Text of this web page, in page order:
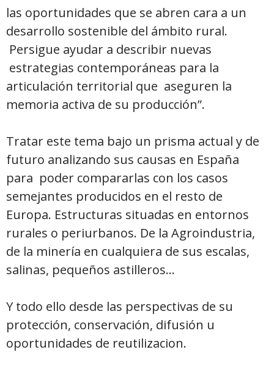
las oportunidades que se abren cara a un
desarrollo sostenible del ámbito rural.
Persigue ayudar a describir nuevas
estrategias contemporáneas para la
articulación territorial que aseguren la
memoria activa de su producción”.
Tratar este tema bajo un prisma actual y de
futuro analizando sus causas en España
para poder compararlas con los casos
semejantes producidos en el resto de
Europa. Estructuras situadas en entornos
rurales o periurbanos. De la Agroindustria,
de la minería en cualquiera de sus escalas,
salinas, pequeños astilleros…
Y todo ello desde las perspectivas de su
protección, conservación, difusión u
oportunidades de reutilizacion.